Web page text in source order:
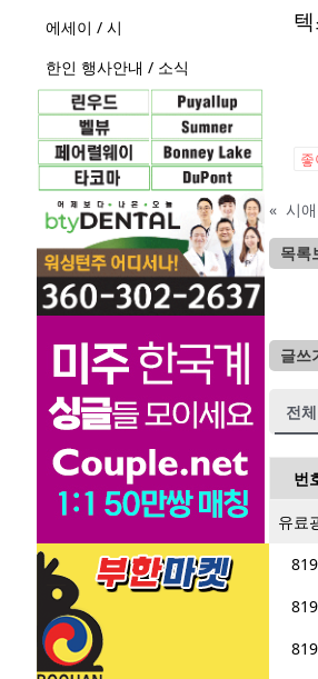
에세이 / 시
한인 행사안내 / 소식
« 시
목록
글쓰
전
번
유료